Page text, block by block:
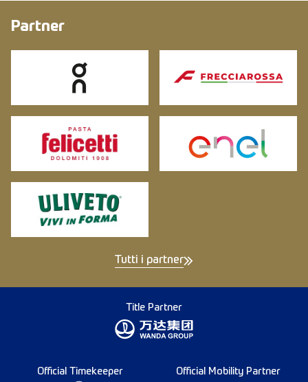
Partner
Tutti i partner
Title Partner
Official Timekeeper Official Mobility Partner